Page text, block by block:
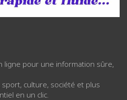
ligne pour une information sûre,
culture, société et plus
en un clic.